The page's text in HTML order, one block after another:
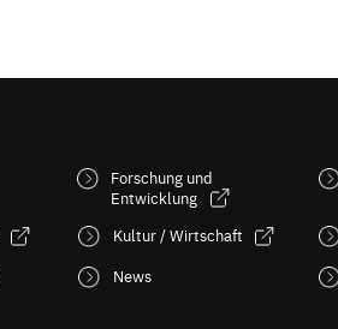
Forschung und
Entwicklung
Kultur / Wirtschaft
News